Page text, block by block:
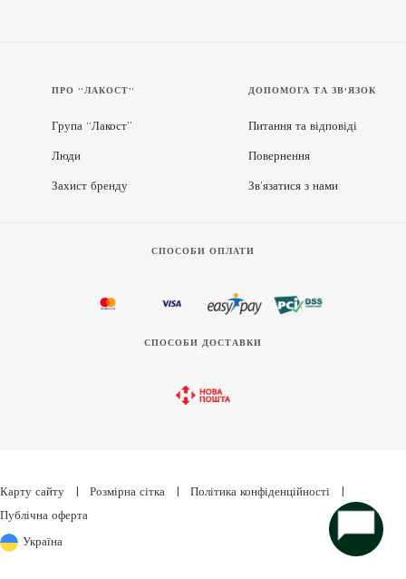
ПРО “ЛАКОСТ”
Група “Лакост”
Люди
Захист бренду
ДОПОМОГА ТА ЗВ'ЯЗОК
Питання та відповіді
Повернення
Зв’язатися з нами
СПОСОБИ ОПЛАТИ
СПОСОБИ ДОСТАВКИ
Карту сайту Розмірна сітка Політика конфіденційності
Публічна оферта
Україна